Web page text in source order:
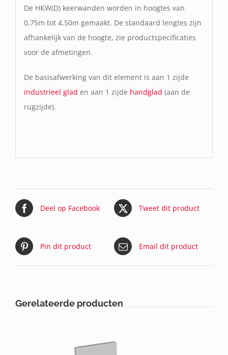
De HKW(D) keerwanden worden in hoogtes van
0,75m tot 4,50m gemaakt. De standaard lengtes zijn
afhankelijk van de hoogte, zie productspecificaties
voor de afmetingen.
De basisafwerking van dit element is aan 1 zijde
industrieel glad en aan 1 zijde handglad (aan de
rugzijde).
Deel op Facebook Tweet dit product
Pin dit product Email dit product
Gerelateerde producten